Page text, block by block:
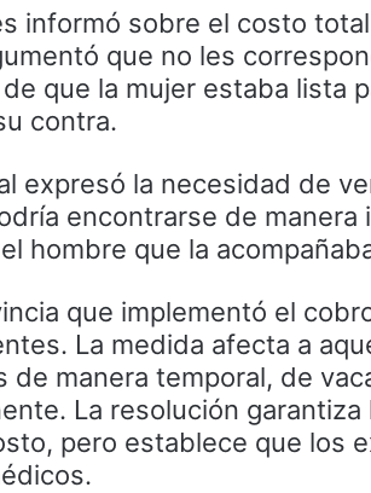
informó sobre el costo
que no les
que la mujer estaba lista
contra.
expresó la necesidad de
encontrarse de manera
hombre que la
que implementó el
La medida afecta a
de manera temporal, de
La resolución
pero establece que los